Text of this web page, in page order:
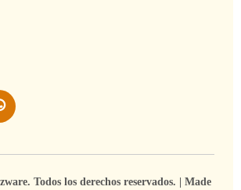
Todos los derechos reservados. | Made